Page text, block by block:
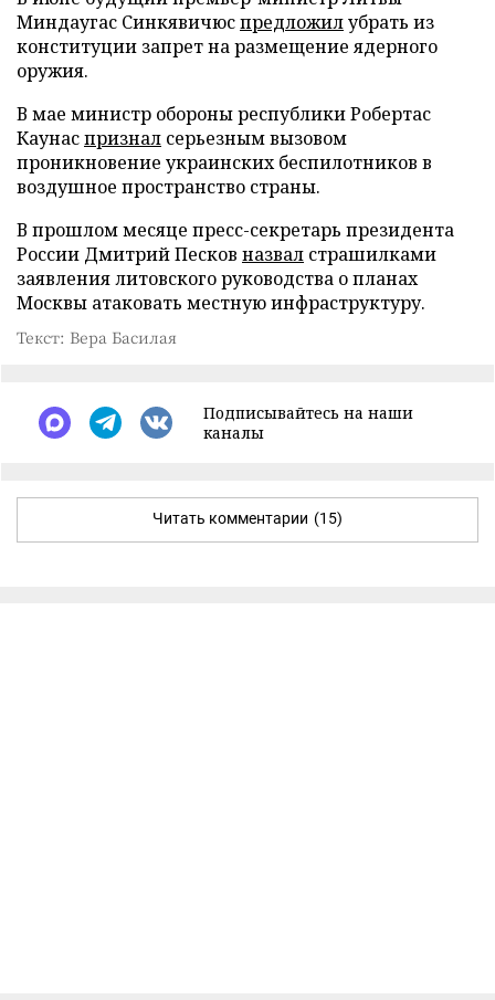
Миндаугас Синкявичюспредложилубрать из
конституции запрет на размещение ядерного
оружия.
В мае министр обороны республики Робертас
Каунаспризнал серьезным вызовом
проникновение украинских беспилотников в
воздушное пространство страны.
В прошлом месяце пресс-секретарь президента
России Дмитрий Песков назвал страшилками
заявления литовского руководства о планах
Москвы атаковать местную инфраструктуру.
Текст: Вера Басилая
Подписывайтесь на наши
каналы
Читать комментарии (15)